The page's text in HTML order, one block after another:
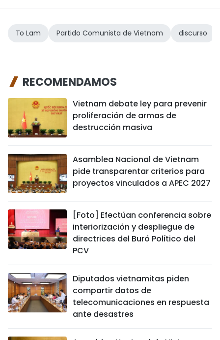
To Lam Partido Comunista de Vietnam discurso
RECOMENDAMOS
Vietnam debate ley para prevenir
proliferación de armas de
destrucción masiva
Asamblea Nacional de Vietnam
pide transparentar criterios para
proyectos vinculados a APEC 2027
[Foto] Efectúan conferencia sobre
interiorización y despliegue de
directrices del Buró Político del
PCV
Diputados vietnamitas piden
compartir datos de
telecomunicaciones en respuesta
ante desastres